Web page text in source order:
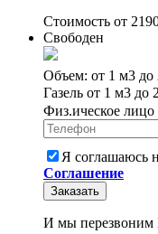
Стоимость от
Свободен
Объем: от 1 м3 до
Газель от 1 м3 до
Физ.ическое лицо
Я соглашаюсь
Соглашение
Заказать
И мы перезвоним